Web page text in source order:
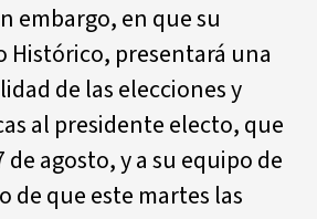
embargo, en que su
Histórico, presentará una
de las elecciones y
al presidente electo, que
de agosto, y a su equipo de
de que este martes las